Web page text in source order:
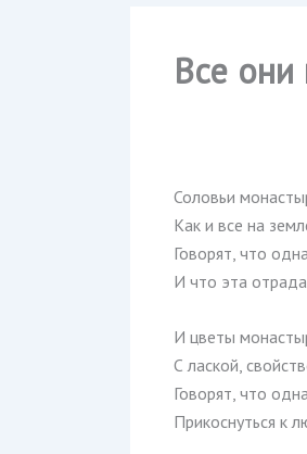
Все
Соловьи
Как и все на
Говорят, что
И что эта
И цветы
С лаской,
Говорят, что
Прикоснуться к